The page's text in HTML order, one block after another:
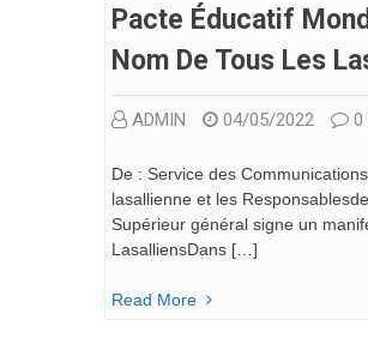
Pacte Éducatif
Nom De Tous Les
ADMIN 04/05/2022 0
De : Service des
lasallienne et les
Supérieur général signe un
LasalliensDans […]
Read More